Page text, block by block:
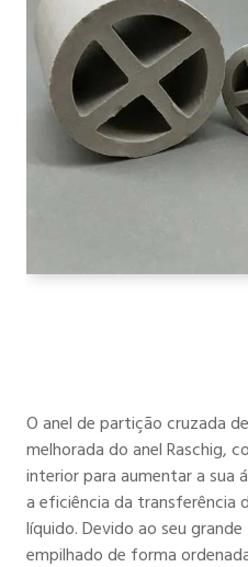
O anel de partição cruzada
melhorada do anel Raschig,
interior para aumentar a sua
a eficiência da transferência
líquido. Devido ao seu
empilhado de forma